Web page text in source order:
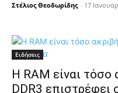
Στέλιος Θεοδωρίδης - 17
Ειδήσεις
Η RAM είναι τόσο
DDR3 επιστρέφει